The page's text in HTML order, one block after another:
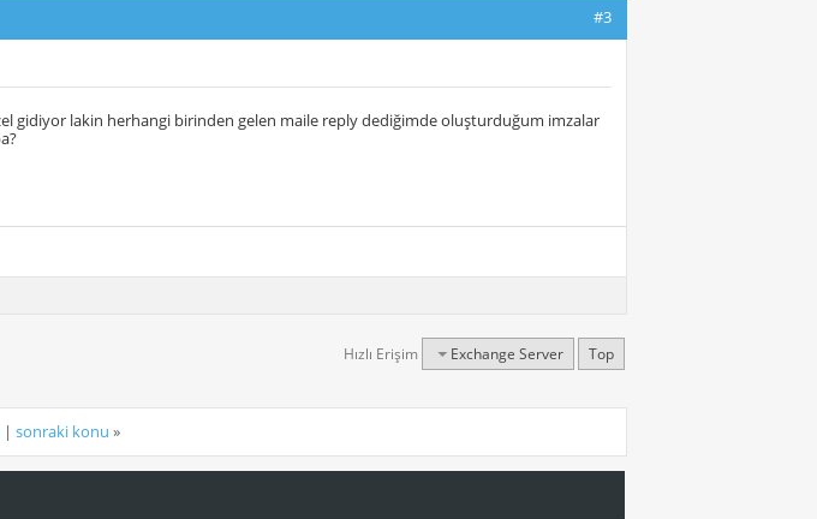
#3
gidiyor lakin herhangi birinden gelen maile reply dediğimde oluşturduğum imzalar
Hızlı Erişim Exchange Server Top
| sonraki konu »